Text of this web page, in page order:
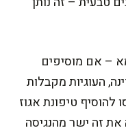
– אם מוסיפים
העוגיות מקבלות
להוסיף טיפונת אגוז
זה ישר מהנגיסה